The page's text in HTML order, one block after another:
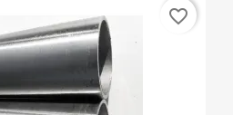
favorite_border